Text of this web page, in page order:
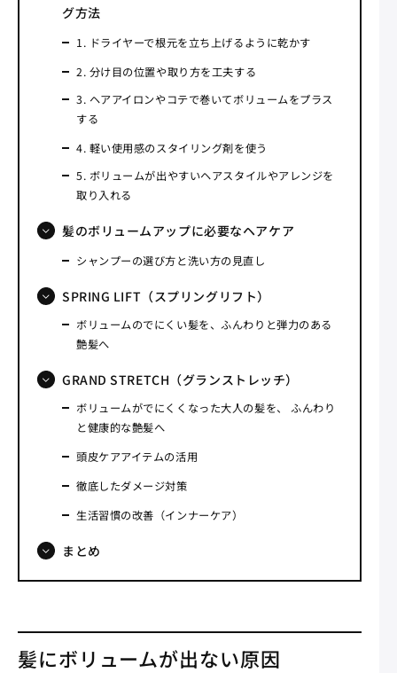
グ方法
1. ドライヤーで根元を立ち上げるように乾かす
2. 分け目の位置や取り方を工夫する
3. ヘアアイロンやコテで巻いてボリュームをプラス
する
4. 軽い使用感のスタイリング剤を使う
5. ボリュームが出やすいヘアスタイルやアレンジを
取り入れる
髪のボリュームアップに必要なヘアケア
シャンプーの選び方と洗い方の見直し
SPRING LIFT（スプリングリフト）
ボリュームのでにくい髪を、ふんわりと弾力のある
艶髪へ
GRAND STRETCH（グランストレッチ）
ボリュームがでにくくなった大人の髪を、 ふんわり
と健康的な艶髪へ
頭皮ケアアイテムの活用
徹底したダメージ対策
生活習慣の改善（インナーケア）
まとめ
髪にボリュームが出ない原因